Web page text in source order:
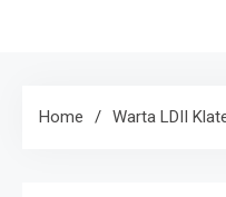
Home Warta LDII